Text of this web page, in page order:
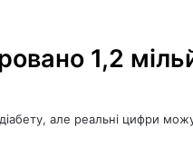
1,2
діабету, але реальні цифри